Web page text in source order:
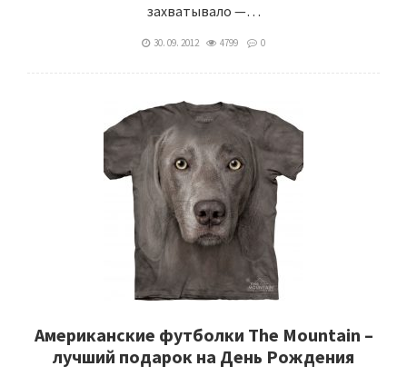
захватывало —…
30. 09. 2012 4799 0
Американские футболки The Mountain –
лучший подарок на День Рождения